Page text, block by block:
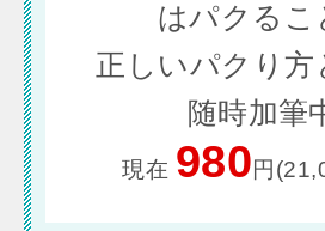
はパクるこ
正しいパクり
随時加筆
現在 980円